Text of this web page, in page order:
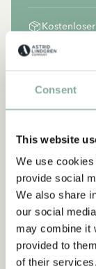
Consent
This website
We use
provide social
We also share
our social
may combine it
provided to
of their services.